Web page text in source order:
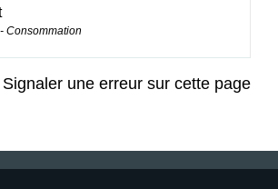
Consommation
Signaler une erreur sur cette page